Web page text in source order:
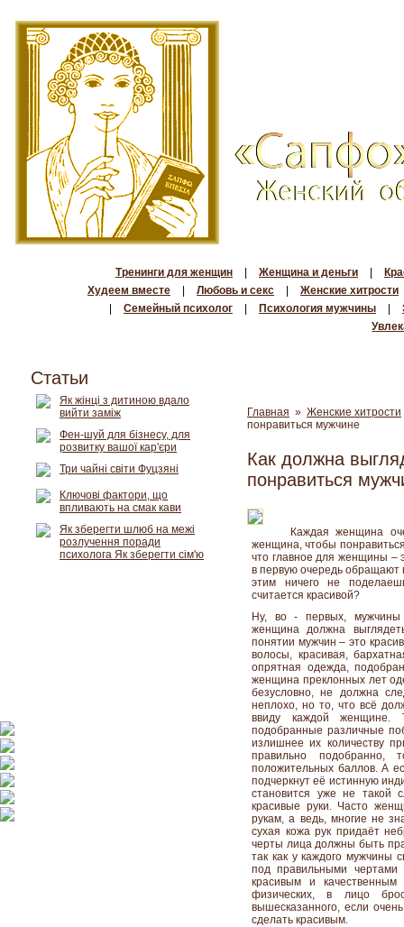
Тренинги для женщин Женщина и деньги
Худеем вместе
Любовь и секс
Женские хитрости
Семейный психолог Психология мужчины
Главная » Женские хитрости
понравиться мужчине
Как должна
понравиться
Каждая женщина
женщина, чтобы
что главное для женщины –
в первую очередь обращают
этим ничего не
считается красивой?
Ну, во - первых, мужчины
женщина должна
понятии мужчин – это
волосы, красивая,
опрятная одежда,
женщина преклонных лет
безусловно, не должна
неплохо, но то, что всё
ввиду каждой женщине.
подобранные различные
излишнее их количеству
правильно
положительных баллов. А
подчеркнут её истинную
становится уже не такой
красивые руки. Часто
рукам, а ведь, многие не
сухая кожа рук придаёт
черты лица должны быть
так как у каждого
под правильными
красивым и
физических, в лицо
вышесказанного, если
сделать красивым.
Статьи
Як жінці з дитиною вдало
вийти заміж
Фен-шуй для бізнесу, для
розвитку вашої кар'єри
Три чайні світи Фуцзяні
Ключові фактори, що
впливають на смак кави
Як зберегти шлюб на межі
розлучення поради
психолога Як зберегти сім'ю